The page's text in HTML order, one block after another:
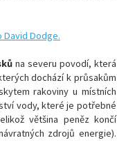
na severu povodí, která
dochází k průsakům
rakoviny u místních
vody, které je potřebné
většina peněz končí
zdrojů energie).